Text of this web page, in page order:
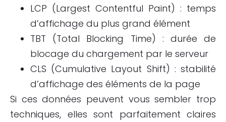
LCP (Largest Contentful Paint) : temps
d’affichage du plus grand élément
TBT (Total Blocking Time) : durée de
blocage du chargement par le serveur
CLS (Cumulative Layout Shift) : stabilité
d’affichage des éléments de la page
Si ces données peuvent vous sembler trop
techniques, elles sont parfaitement claires